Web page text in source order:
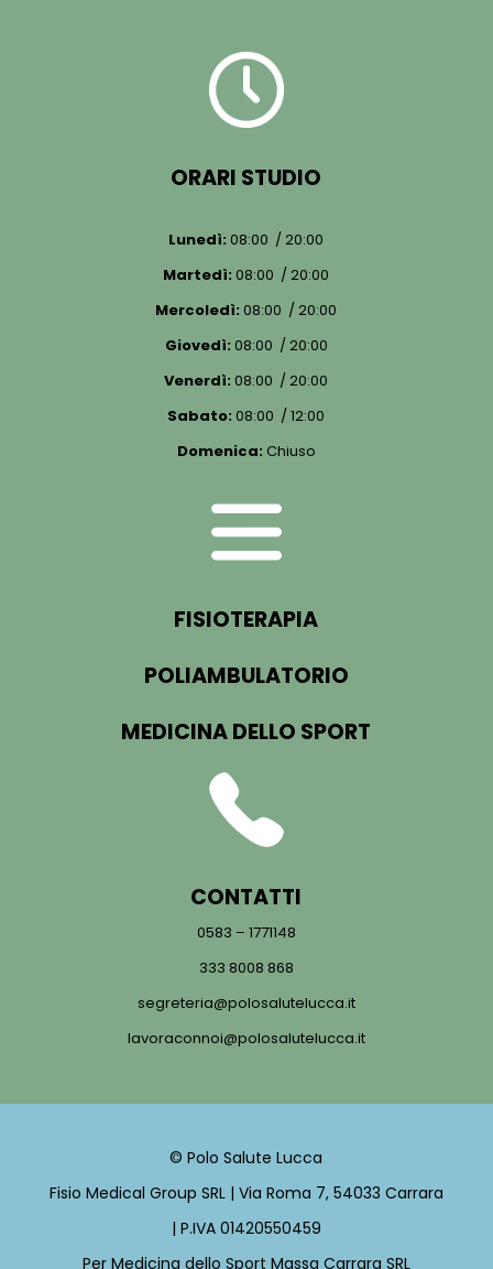
ORARI STUDIO
Lunedì: 08:00 / 20:00
Martedì: 08:00 / 20:00
Mercoledì: 08:00 / 20:00
Giovedì: 08:00 / 20:00
Venerdì: 08:00 / 20:00
Sabato: 08:00 / 12:00
Domenica: Chiuso
FISIOTERAPIA
POLIAMBULATORIO
MEDICINA DELLO SPORT
CONTATTI
0583 – 1771148
333 8008 868
segreteria@polosalutelucca.it
lavoraconnoi@polosalutelucca.it
© Polo Salute Lucca
Fisio Medical Group SRL | Via Roma 7, 54033 Carrara
| P.IVA 01420550459
Per Medicina dello Sport Massa Carrara SRL